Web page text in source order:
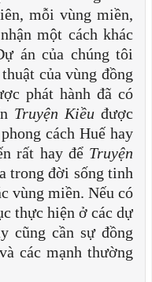
mỗi vùng miền,
một cách khác
án của chúng tôi
của vùng đồng
phát hành đã có
Truyện Kiều được
cách Huế hay
rất hay để Truyện
trong đời sống tinh
vùng miền. Nếu có
thực hiện ở các dự
cũng cần sự đồng
các mạnh thường